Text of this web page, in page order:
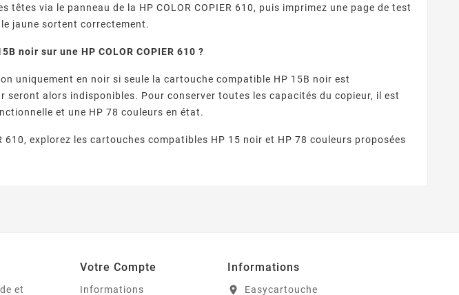
têtes via le panneau de la HP COLOR COPIER 610, puis imprimez une page de test
jaune sortent correctement.
noir sur une HP COLOR COPIER 610 ?
uniquement en noir si seule la cartouche compatible HP 15B noir est
alors indisponibles. Pour conserver toutes les capacités du copieur, il est
et une HP 78 couleurs en état.
610, explorez les cartouches compatibles HP 15 noir et HP 78 couleurs proposées
et
Votre Compte
Informations
Informations
location_on Easycartouche